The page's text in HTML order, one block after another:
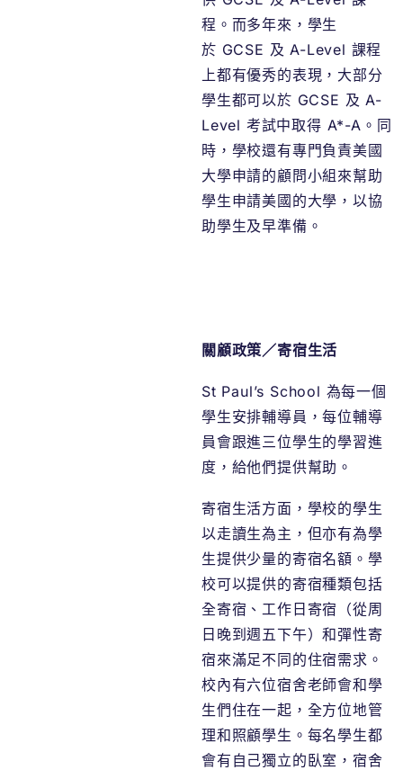
程。而多年來，學生
於 GCSE 及 A-Level 課程
上都有優秀的表現，大部分
學生都可以於 GCSE 及 A-
Level 考試中取得 A*-A。同
時，學校還有專門負責美國
大學申請的顧問小組來幫助
學生申請美國的大學，以協
助學生及早準備。
關顧政策／寄宿生活
St Paul’s School 為每一個
學生安排輔導員，每位輔導
員會跟進三位學生的學習進
度，給他們提供幫助。
寄宿生活方面，學校的學生
以走讀生為主，但亦有為學
生提供少量的寄宿名額。學
校可以提供的寄宿種類包括
全寄宿、工作日寄宿（從周
日晚到週五下午）和彈性寄
宿來滿足不同的住宿需求。
校內有六位宿舍老師會和學
生們住在一起，全方位地管
理和照顧學生。每名學生都​​
會有自己獨立的臥室，宿舍